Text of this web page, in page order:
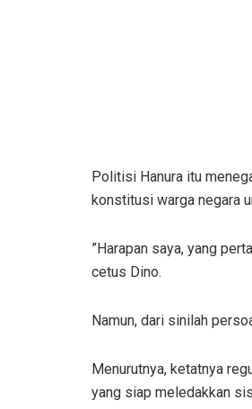
​Politisi Hanura itu
konstitusi warga negara
​”Harapan saya, yang
cetus Dino.
Namun, dari sinilah
Menurutnya, ketatnya
yang siap meledakkan